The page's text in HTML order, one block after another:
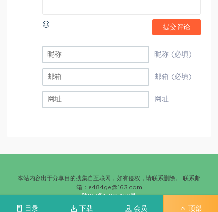
提交评论
昵称 (必填)
邮箱 (必填)
网址
目录 下载 会员 顶部
本站内容出于分享目的搜集自互联网，如有侵权，请联系删除。 联系邮
箱： e484ge@163.com
陕ICP备15007819号